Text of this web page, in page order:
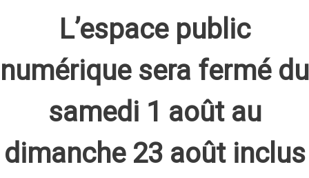
L’espace public
numérique sera fermé du
samedi 1 août au
dimanche 23 août inclus